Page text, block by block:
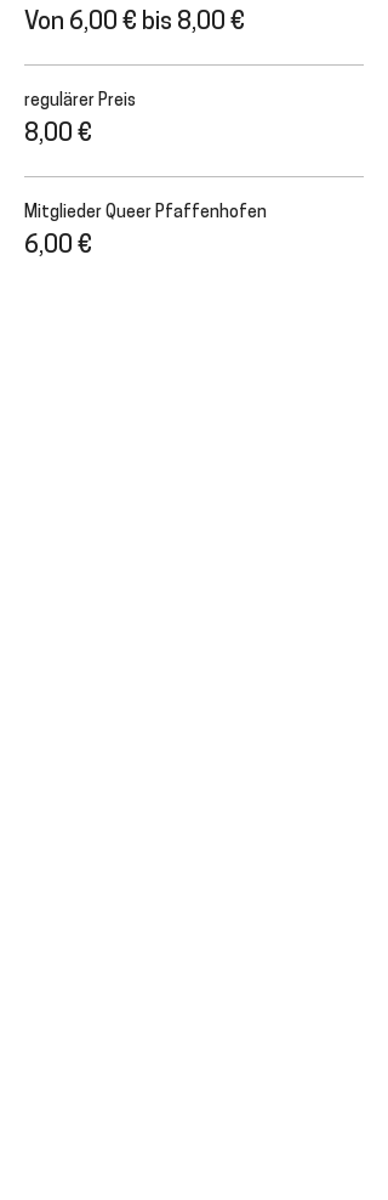
Von 6,00 € bis 8,00 €
regulärer Preis
8,00 €
Mitglieder Queer Pfaffenhofen
6,00 €